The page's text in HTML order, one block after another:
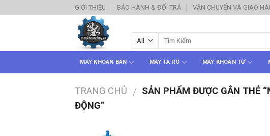
to
GIỚI THIỆU BẢO HÀNH & ĐỔI TRẢ VẬN CHUYỂN VÀ GIAO
MÁY KHOAN BÀN MÁY TA RÔ MÁY KHOAN TỪ
TRANG CHỦ / SẢN PHẨM ĐƯỢC GẮN THẺ
ĐỘNG”